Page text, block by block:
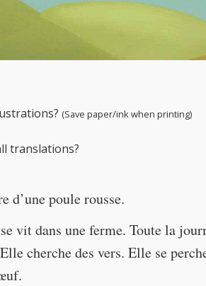
(Save paper/ink when printing)
translations?
d’une poule rousse.
vit dans une ferme. Toute la
cherche des vers. Elle se